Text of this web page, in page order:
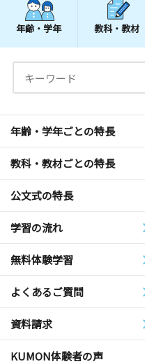
年齢・学年 教科・教材
年齢・学年ごとの特長
教科・教材ごとの特長
公文式の特長
学習の流れ
無料体験学習
よくあるご質問
資料請求
KUMON体験者の声